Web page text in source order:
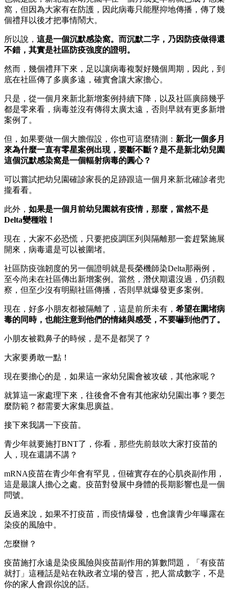
窩，但因為大家有在防護，因此病毒只能壓抑地傳播，傳了幾
個禮拜以後才把事情鬧大。
所以說， 這是一個沉默感染窩。而沉默二字，乃因防疫做得還
不錯，其實是社區防疫強度的證明。
然而，幾個禮拜下來，足以讓病毒複製好幾個周期，因此，到
底在社區傳了多廣多遠，確實會讓大家擔心。
只是，從一個月來新北新增案例持續下降，以及社區廣篩幾乎
都是零來看，病毒並沒有傳得太廣太遠，否則早就有更多新增
案例了。
但，如果要做一個大膽假設，你也可這麼猜測： 新北一個多月
來為什麼一直有零星案例出現，要斷不斷？是不是新北幼兒園
這個沉默感染窩是一個輻射病毒的圓心？
可以嘗試把幼兒園確診家長的足跡跟這一個月來新北確診者兜
攏看看。
此外， 如果是一個月前幼兒園就有疫情，那麼，當然不是
Delta變種啦！
現在，大家不必恐慌，只要把疫調匡列與隔離那一套趕緊施展
開來，病毒還是可以被圍堵。
社區防疫強韌度的另一個證明就是長榮機師染Delta那兩例，
至今尚未在社區傳出新增案例。當然，潛伏期還沒過，仍須觀
察，但至少沒有明顯社區傳播，否則早就爆發更多案例。
現在，好多小朋友都被隔離了，這是前所未有， 希望在圍堵病
毒的同時，也能注意到他們的情緒與感受，不要嚇到他們了。
小朋友被戳鼻子的時候，是不是都哭了？
大家要勇敢一點！
現在要擔心的是，如果這一家幼兒園會被攻破，其他家呢？
就算這一家處理下來，往後會不會有其他家幼兒園出事？要怎
麼防範？都需要大家集思廣益。
接下來我講一下疫苗。
青少年就要施打BNT了，你看，那些先前鼓吹大家打疫苗的
人，現在還講不講？
mRNA疫苗在青少年會有罕見，但確實存在的心肌炎副作用，
這是最讓人擔心之處。疫苗對發展中身體的長期影響也是一個
問號。
反過來說，如果不打疫苗，而疫情爆發，也會讓青少年曝露在
染疫的風險中。
怎麼辦？
疫苗施打永遠是染疫風險與疫苗副作用的算數問題，「有疫苗
就打」這種話是站在執政者立場的發言，把人當成數字，不是
你的家人會跟你說的話。